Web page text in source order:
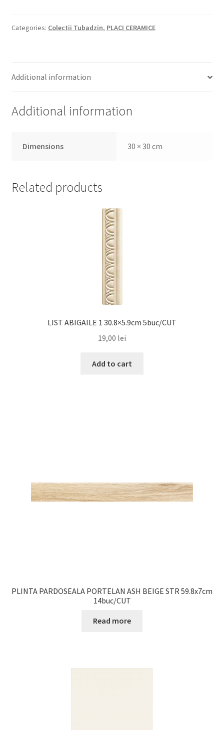
Categories: Colectii Tubadzin, PLACI CERAMICE
Additional information
Additional information
Dimensions 30 × 30 cm
Related products
LIST ABIGAILE 1 30.8×5.9cm 5buc/CUT
19,00 lei
Add to cart
PLINTA PARDOSEALA PORTELAN ASH BEIGE STR 59.8x7cm
14buc/CUT
Read more